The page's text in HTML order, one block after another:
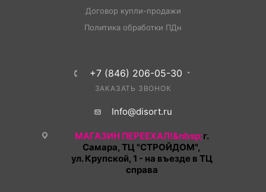
Договор купли-продажи
Политика обработки ПДн
+7 (846) 206-05-30
ЗАКАЗАТЬ ЗВОНОК
Info@disort.ru
МАГАЗИН ПЕРЕЕХАЛ!&nbsp;г.
Самара, ТЦ "СТРОЙДОМ",
ул. Крупской, 1 - на въезде в ТЦ
справа